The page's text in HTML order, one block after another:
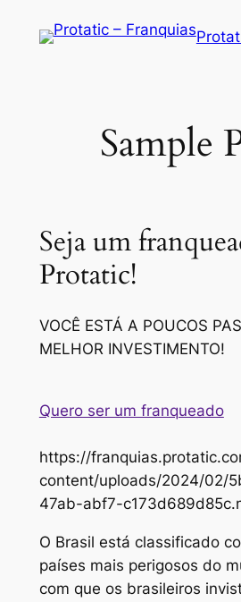
Sample
Seja um
Protatic!
VOCÊ ESTÁ A POUCOS
MELHOR INVESTIMENTO!
Quero ser um franqueado
https://
content/uploads/2024/02/
47ab-abf7-
O Brasil está classificado
países mais perigosos do
com que os brasileiros